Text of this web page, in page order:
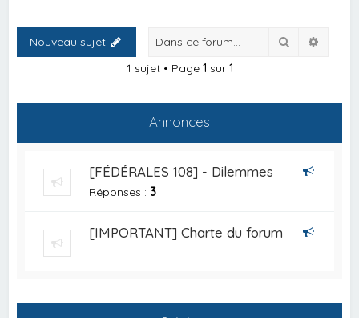
Nouveau sujet Rechercher
1 sujet • Page 1 sur 1
Annonces
[FÉDÉRALES 108] - Dilemmes
Réponses : 3
[IMPORTANT] Charte du forum